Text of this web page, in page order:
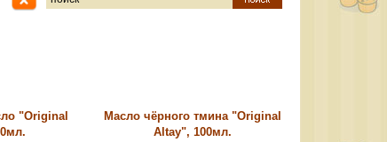
"Original
Масло чёрного тмина "Original
Altay", 100мл.